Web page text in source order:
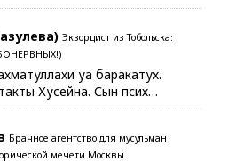
Экзорцист из Тобольска:
уа баракатух.
Хусейна. Сын псих…
Брачное агентство для мусульман
мечети Москвы